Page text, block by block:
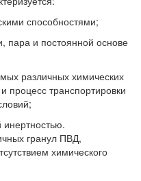
способностями;
и постоянной основе
различных химических
процесс транспортировки
гранул ПВД,
химического